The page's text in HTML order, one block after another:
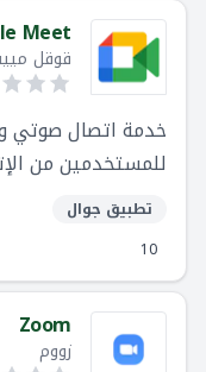
Meet
قوقل
خدمة اتصال صوتي
للمستخدمين من
مستوى العالم
تطبيق جوال
10
Zoom
زووم